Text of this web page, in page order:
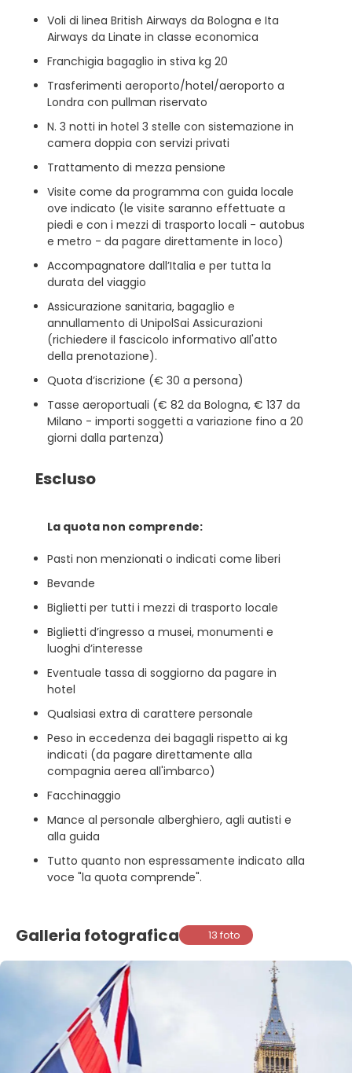
Voli di linea British Airways da Bologna e Ita
Airways da Linate in classe economica
Franchigia bagaglio in stiva kg 20
Trasferimenti aeroporto/hotel/aeroporto a
Londra con pullman riservato
N. 3 notti in hotel 3 stelle con sistemazione in
camera doppia con servizi privati
Trattamento di mezza pensione
Visite come da programma con guida locale
ove indicato (le visite saranno effettuate a
piedi e con i mezzi di trasporto locali - autobus
e metro - da pagare direttamente in loco)
Accompagnatore dall’Italia e per tutta la
durata del viaggio
Assicurazione sanitaria, bagaglio e
annullamento di UnipolSai Assicurazioni
(richiedere il fascicolo informativo all'atto
della prenotazione).
Quota d’iscrizione (€ 30 a persona)
Tasse aeroportuali (€ 82 da Bologna, € 137 da
Milano - importi soggetti a variazione fino a 20
giorni dalla partenza)
Escluso
La quota non comprende:
Pasti non menzionati o indicati come liberi
Bevande
Biglietti per tutti i mezzi di trasporto locale
Biglietti d’ingresso a musei, monumenti e
luoghi d’interesse
Eventuale tassa di soggiorno da pagare in
hotel
Qualsiasi extra di carattere personale
Peso in eccedenza dei bagagli rispetto ai kg
indicati (da pagare direttamente alla
compagnia aerea all'imbarco)
Facchinaggio
Mance al personale alberghiero, agli autisti e
alla guida
Tutto quanto non espressamente indicato alla
voce "la quota comprende".
Galleria fotografica 13 foto